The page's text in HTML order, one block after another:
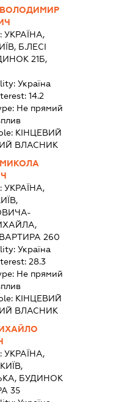
УКРАЇНА,
Б.ЛЕСІ
21Б,
Україна
14.2
Не прямий
КІНЦЕВИЙ
ВЛАСНИК
УКРАЇНА,
260
Україна
28.3
Не прямий
КІНЦЕВИЙ
ВЛАСНИК
УКРАЇНА,
БУДИНОК
35